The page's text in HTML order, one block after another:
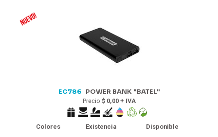
EC786 POWER BANK "BATEL"
Precio $ 0,00 + IVA
Colores Existencia
Disponible